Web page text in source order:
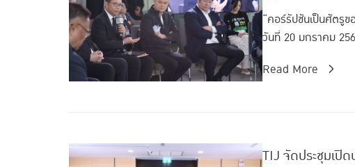
“คอร์รัปชันเป็นศัตรู
วันที่ 20 มกราคม
Read More
TIJ จัดประชุมเปิ